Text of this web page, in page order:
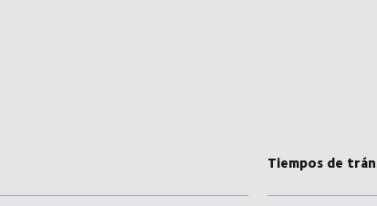
Tiempos de